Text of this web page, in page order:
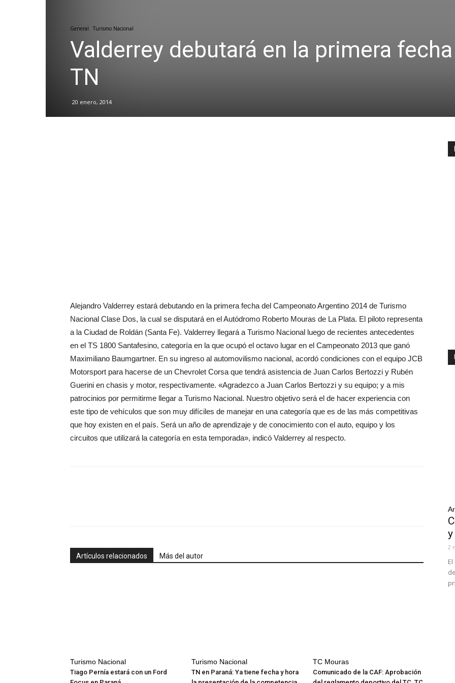
General Turismo Nacional
Valderrey debutará en la primera
TN
20 enero, 2014
Alejandro Valderrey estará debutando en la primera fecha del Campeonato Argentino 2014 de Turismo
Nacional Clase Dos, la cual se disputará en el Autódromo Roberto Mouras de La Plata. El piloto representa
a la Ciudad de Roldán (Santa Fe). Valderrey llegará a Turismo Nacional luego de recientes antecedentes
en el TS 1800 Santafesino, categoría en la que ocupó el octavo lugar en el Campeonato 2013 que ganó
Maximiliano Baumgartner. En su ingreso al automovilismo nacional, acordó condiciones con el equipo JCB
Motorsport para hacerse de un Chevrolet Corsa que tendrá asistencia de Juan Carlos Bertozzi y Rubén
Guerini en chasis y motor, respectivamente. «Agradezco a Juan Carlos Bertozzi y su equipo; y a mis
patrocinios por permitirme llegar a Turismo Nacional. Nuestro objetivo será el de hacer experiencia con
este tipo de vehículos que son muy difíciles de manejar en una categoría que es de las más competitivas
que hoy existen en el país. Será un año de aprendizaje y de conocimiento con el auto, equipo y los
circuitos que utilizará la categoría en esta temporada», indicó Valderrey al respecto.
Artículos relacionados Más del autor
Turismo Nacional
Tiago Pernía estará con un Ford
Turismo Nacional
TN en Paraná: Ya tiene fecha y hora
TC Mouras
Comunicado de la CAF: Aprobación
2